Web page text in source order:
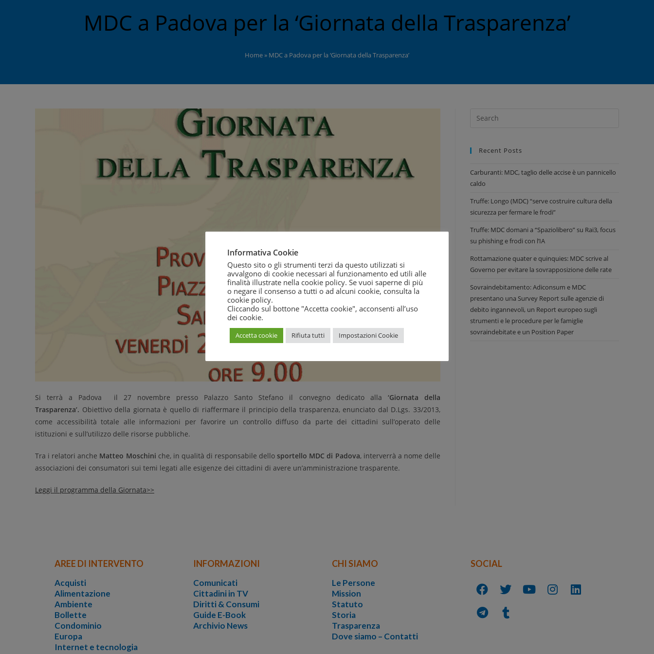
MDC a Padova per la ‘Giornata della Trasparenza’
Home» MDC a Padova per la ‘Giornata della Trasparenza’
Si terrà a Padova il 27 novembre presso Palazzo Santo Stefano il convegno dedicato alla ‘Giornata della
Trasparenza’. Obiettivo della giornata è quello di riaffermare il principio della trasparenza, enunciato dal D.Lgs. 33/2013,
come accessibilità totale alle informazioni per favorire un controllo diffuso da parte dei cittadini sull’operato delle
istituzioni e sull’utilizzo delle risorse pubbliche.
Tra i relatori anche Matteo Moschini che, in qualità di responsabile dello sportello MDC di Padova, interverrà a nome delle
associazioni dei consumatori sui temi legati alle esigenze dei cittadini di avere un’amministrazione trasparente.
Leggi il programma della Giornata>>
Recent Posts
Carburanti: MDC, taglio delle accise è un pannicello
caldo
Truffe: Longo (MDC) “serve costruire cultura della
sicurezza per fermare le frodi”
Truffe: MDC domani a “Spaziolibero” su Rai3, focus
su phishing e frodi con l’IA
Rottamazione quater e quinquies: MDC scrive al
Governo per evitare la sovrapposizione delle rate
Sovraindebitamento: Adiconsum e MDC
presentano una Survey Report sulle agenzie di
debito ingannevoli, un Report europeo sugli
strumenti e le procedure per le famiglie
sovraindebitate e un Position Paper
AREE DI INTERVENTO
Acquisti
Alimentazione
Ambiente
Bollette
Condominio
Europa
Internet e tecnologia
INFORMAZIONI
Comunicati
Cittadini in TV
Diritti & Consumi
Guide E-Book
Archivio News
CHI SIAMO
Le Persone
Mission
Statuto
Storia
Trasparenza
Dove siamo – Contatti
SOCIAL
Informativa Cookie
Questo sito o gli strumenti terzi da questo utilizzati si
avvalgono di cookie necessari al funzionamento ed utili alle
finalità illustrate nella cookie policy. Se vuoi saperne di più
o negare il consenso a tutti o ad alcuni cookie, consulta la
cookie policy.
Cliccando sul bottone "Accetta cookie", acconsenti all’uso
dei cookie.
Accetta cookie Rifiuta tutti Impostazioni Cookie